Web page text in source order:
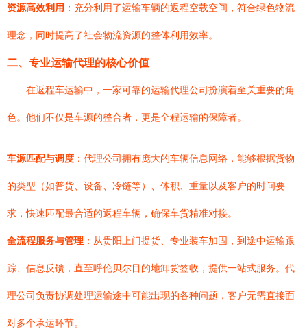
资源高效利用 ：充分利用了运输车辆的返程空载空间，符合绿色物流
理念，同时提高了社会物流资源的整体利用效率。
二、专业运输代理的核心价值
在返程车运输中，一家可靠的运输代理公司扮演着至关重要的角
色。他们不仅是车源的整合者，更是全程运输的保障者。
车源匹配与调度 ：代理公司拥有庞大的车辆信息网络，能够根据货物
的类型（如普货、设备、冷链等）、体积、重量以及客户的时间要
求，快速匹配最合适的返程车辆，确保车货精准对接。
全流程服务与管理 ：从贵阳上门提货、专业装车加固，到途中运输跟
踪、信息反馈，直至呼伦贝尔目的地卸货签收，提供一站式服务。代
理公司负责协调处理运输途中可能出现的各种问题，客户无需直接面
对多个承运环节。